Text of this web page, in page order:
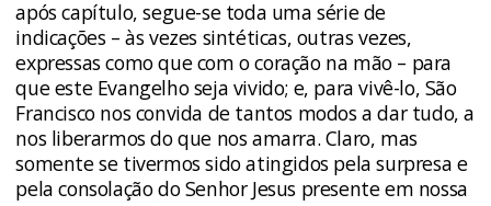
após capítulo, segue-se toda uma série de
indicações – às vezes sintéticas, outras vezes,
expressas como que com o coração na mão – para
que este Evangelho seja vivido; e, para vivê-lo, São
Francisco nos convida de tantos modos a dar tudo, a
nos liberarmos do que nos amarra. Claro, mas
somente se tivermos sido atingidos pela surpresa e
pela consolação do Senhor Jesus presente em nossa